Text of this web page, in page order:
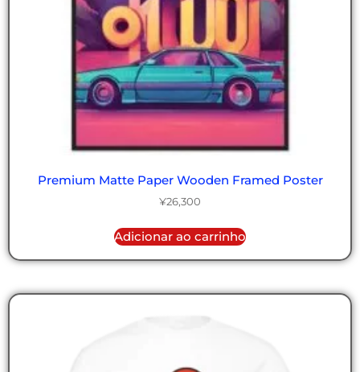
Premium Matte Paper Wooden Framed Poster
¥26,300
Adicionar ao carrinho